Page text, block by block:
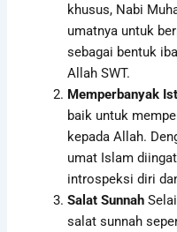
khusus, Nabi
umatnya untuk
sebagai bentuk
Allah SWT.
Memperbanyak
baik untuk
kepada Allah.
umat Islam
introspeksi diri
Salat Sunnah
salat sunnah